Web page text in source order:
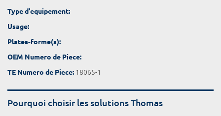
Type d'equipement:
Usage:
Plates-forme(s):
OEM Numero de Piece:
TE Numero de Piece: 18065-1
Pourquoi choisir les solutions Thomas